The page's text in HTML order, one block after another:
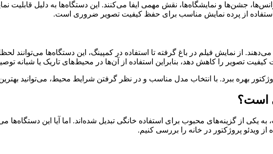
جشن‌ها و نمایشگاه‌ها، نقش مهمی ایفا می‌کنند. این دستگاه‌ها به دلیل قابلیت
از پرده نمایش مناسب برای حفظ کیفیت تصویر ضروری است.
از نمایش فیلم در باغ گرفته تا استفاده در کمپینگ، این دستگاه‌ها می‌توانند
تصویر را کاهش دهد، بنابراین استفاده از آن‌ها در محیط‌های تاریک یا شبانه
بهره ببرد. با انتخاب مدل مناسب و در نظر گرفتن شرایط محیط، می‌توانید
است؟
به یکی از گزینه‌های محبوب برای استفاده خانگی تبدیل شده‌اند. اما آیا این دستگاه‌ها
از ویدئو پروژکتور در خانه را بررسی کنیم.